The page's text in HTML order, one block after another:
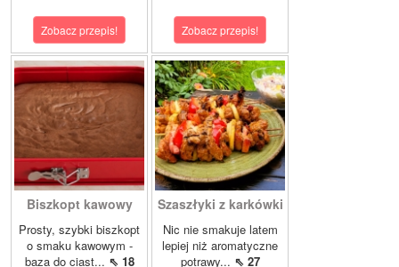
Zobacz przepis! Zobacz przepis!
Biszkopt kawowy
Prosty, szybki biszkopt
o smaku kawowym -
baza do ciast... ⇖ 18
Szaszłyki z karkówki
Nic nie smakuje latem
lepiej niż aromatyczne
potrawy... ⇖ 27